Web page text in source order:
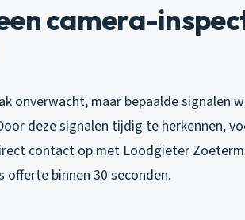
camera-
onverwacht, maar bepaalde signalen
deze signalen tijdig te herkennen,
contact op met Loodgieter
offerte binnen 30 seconden.